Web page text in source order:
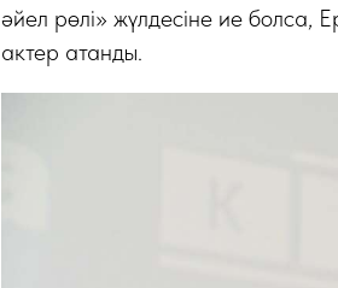
әйел рөлі» жүлдесіне ие болса,
актер атанды.